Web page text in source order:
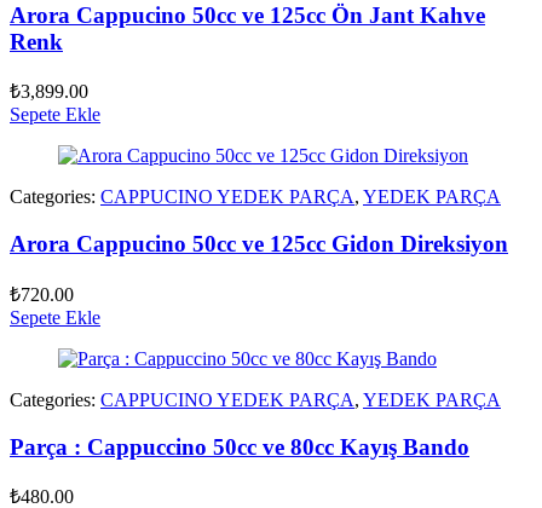
Arora Cappucino 50cc ve 125cc Ön Jant Kahve
Renk
₺3,899.00
Sepete Ekle
Categories: CAPPUCINO YEDEK PARÇA, YEDEK PARÇA
Arora Cappucino 50cc ve 125cc Gidon Direksiyon
₺720.00
Sepete Ekle
Categories: CAPPUCINO YEDEK PARÇA, YEDEK PARÇA
Parça : Cappuccino 50cc ve 80cc Kayış Bando
₺480.00